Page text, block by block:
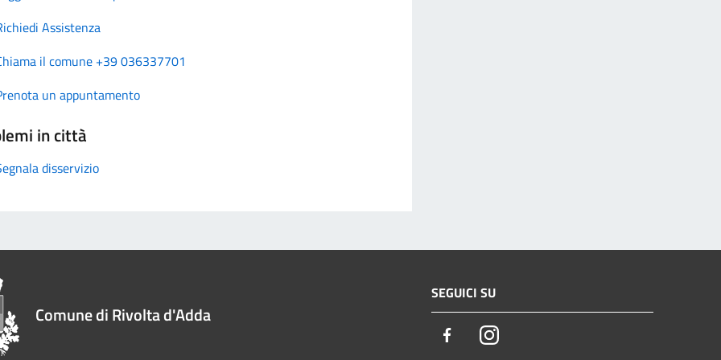
Assistenza
il comune +39 036337701
un appuntamento
in città
disservizio
Comune di Rivolta d'Adda
SEGUICI SU
FacebookInstagram